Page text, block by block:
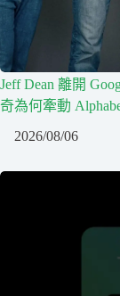
Jeff Dean 離開
奇為何牽動
2026/08/06